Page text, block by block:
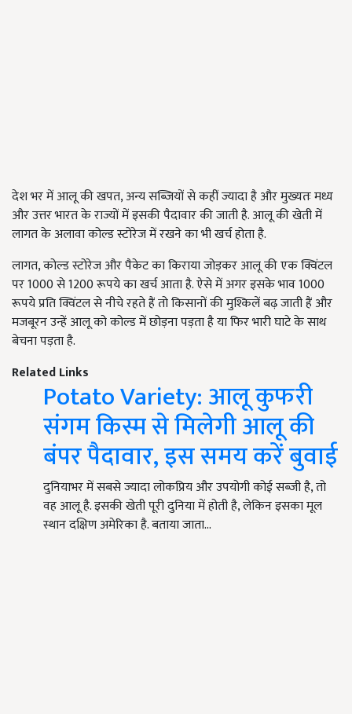
देश भर में आलू की खपत, अन्य सब्जियों से कहीं ज्यादा है और मुख्यतः मध्य
और उत्तर भारत के राज्यों में इसकी पैदावार की जाती है. आलू की खेती में
लागत के अलावा कोल्ड स्टोरेज में रखने का भी खर्च होता है.
लागत, कोल्ड स्टोरेज और पैकेट का किराया जोड़कर आलू की एक क्विंटल
पर 1000 से 1200 रूपये का खर्च आता है. ऐसे में अगर इसके भाव 1000
रूपये प्रति क्विंटल से नीचे रहते हैं तो किसानों की मुश्किलें बढ़ जाती हैं और
मजबूरन उन्हें आलू को कोल्ड में छोड़ना पड़ता है या फिर भारी घाटे के साथ
बेचना पड़ता है.
Related Links
Potato Variety: आलू कुफरी
संगम किस्म से मिलेगी आलू की
बंपर पैदावार, इस समय करें बुवाई
दुनियाभर में सबसे ज्यादा लोकप्रिय और उपयोगी कोई सब्जी है, तो
वह आलू है. इसकी खेती पूरी दुनिया में होती है, लेकिन इसका मूल
स्थान दक्षिण अमेरिका है. बताया जाता…